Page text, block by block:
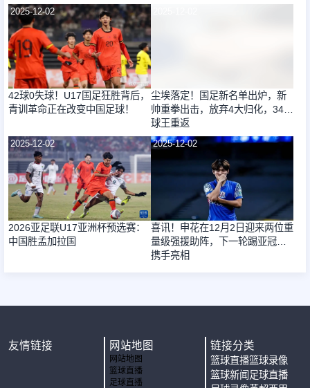
2025-12-02
42球0失球！U17国足狂胜背后，
青训革命正在改变中国足球！
尘埃落定！国足新名单出炉，新
帅重拳出击，放弃4大归化，34岁
球王重返
2025-12-02
2026亚足联U17亚洲杯预选赛：
中国胜孟加拉国
2025-12-02
喜讯！申花在12月2日迎来两位重
量级强援助阵，下一轮踢亚冠将
携手亮相
友情链接 网站地图
网站地图
篮球直播
足球直播
链接分类
篮球直播篮球录像
篮球新闻 足球直播